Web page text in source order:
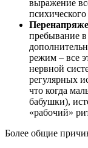
выражение
пребывание в
режим – все
нервной
регулярных
что когда
бабушки),
«рабочий»
Более общие